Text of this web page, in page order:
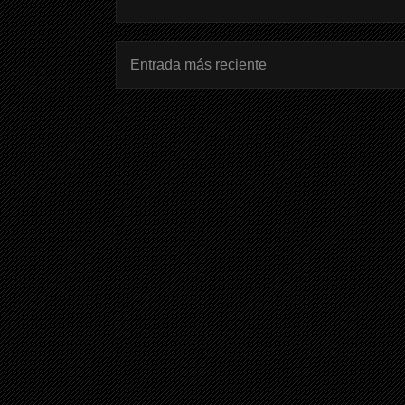
Entrada más reciente